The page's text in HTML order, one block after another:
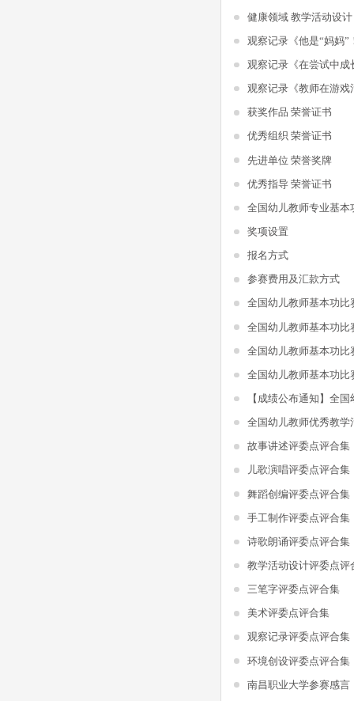
健康领域 教学活动设
观察记录《他是“妈妈”
观察记录《在尝试中成
获奖作品 荣誉证书
优秀组织 荣誉证书
先进单位 荣誉奖牌
优秀指导 荣誉证书
全国幼儿教师专业基本
奖项设置
报名方式
参赛费用及汇款方式
全国幼儿教师基本功比
全国幼儿教师基本功比
全国幼儿教师基本功比
全国幼儿教师基本功比
全国幼儿教师优秀教学
故事讲述评委点评合集
儿歌演唱评委点评合集
舞蹈创编评委点评合集
手工制作评委点评合集
诗歌朗诵评委点评合集
教学活动设计评委点评
三笔字评委点评合集
美术评委点评合集
观察记录评委点评合集
环境创设评委点评合集
南昌职业大学参赛感言